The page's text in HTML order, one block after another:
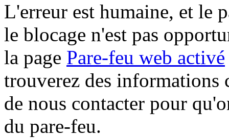
L'erreur est humaine, et le
le blocage n'est pas
la page Pare-feu web activé
trouverez des informations
de nous contacter pour
du pare-feu.